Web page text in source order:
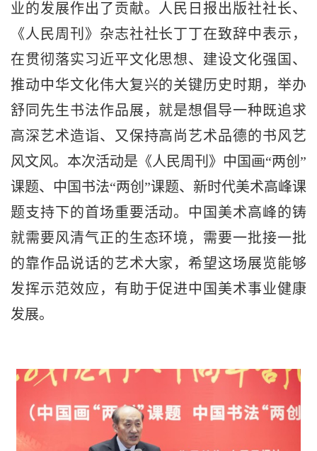
业的发展作出了贡献。人民日报出版社社长、
《人民周刊》杂志社社长丁丁在致辞中表示，
在贯彻落实习近平文化思想、建设文化强国、
推动中华文化伟大复兴的关键历史时期，举办
舒同先生书法作品展，就是想倡导一种既追求
高深艺术造诣、又保持高尚艺术品德的书风艺
风文风。本次活动是《人民周刊》中国画“两创”
课题、中国书法“两创”课题、新时代美术高峰课
题支持下的首场重要活动。中国美术高峰的铸
就需要风清气正的生态环境，需要一批接一批
的靠作品说话的艺术大家，希望这场展览能够
发挥示范效应，有助于促进中国美术事业健康
发展。